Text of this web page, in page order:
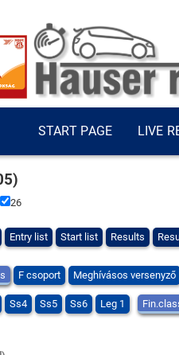
START PAGE LIVE
25
Entry list Start list Results
F csoport Meghívásos versenyző
Ss4 Ss5 Ss6 Leg 1